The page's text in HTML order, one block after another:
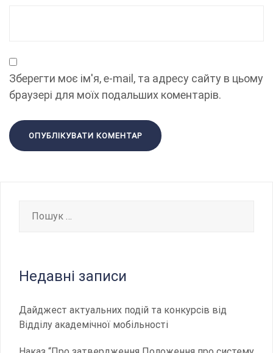
Зберегти моє ім'я, e-mail, та адресу сайту в цьому
браузері для моїх подальших коментарів.
Недавні записи
Дайджест актуальних подій та конкурсів від
Відділу академічної мобільності